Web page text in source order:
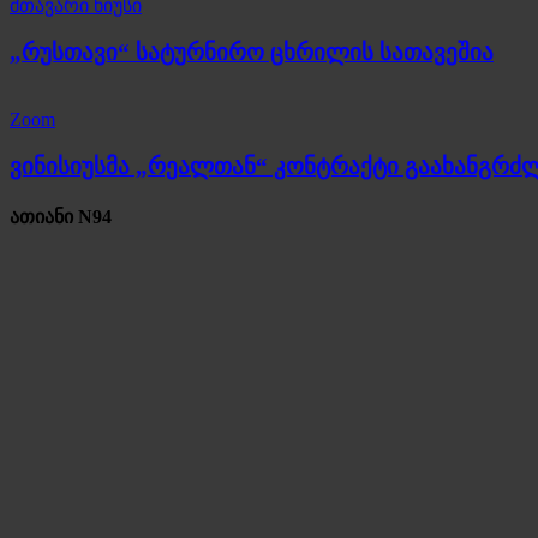
მთავარი ნიუსი
„რუსთავი“ სატურნირო ცხრილის სათავეშია
Zoom
ვინისიუსმა „რეალთან“ კონტრაქტი
ათიანი N94